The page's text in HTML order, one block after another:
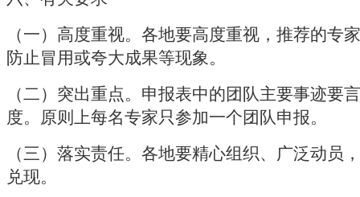
（一）高度重视。各地要高度重视，推荐的
防止冒用或夸大成果等现象。
（二）突出重点。申报表中的团队主要事迹
度。原则上每名专家只参加一个团队申报。
（三）落实责任。各地要精心组织、广泛动
兑现。